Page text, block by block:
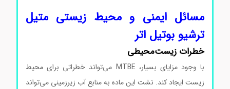
مسائل ایمنی و محیط زیستی متیل
ترشیو بوتیل اتر
خطرات زیست‌محیطی
با وجود مزایای بسیار، MTBE می‌تواند خطراتی برای محیط
زیست ایجاد کند. نشت این ماده به منابع آب زیرزمینی می‌تواند